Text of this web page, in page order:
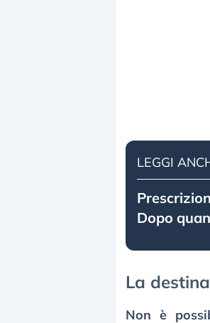
LEGGI
Dopo
La
Non è